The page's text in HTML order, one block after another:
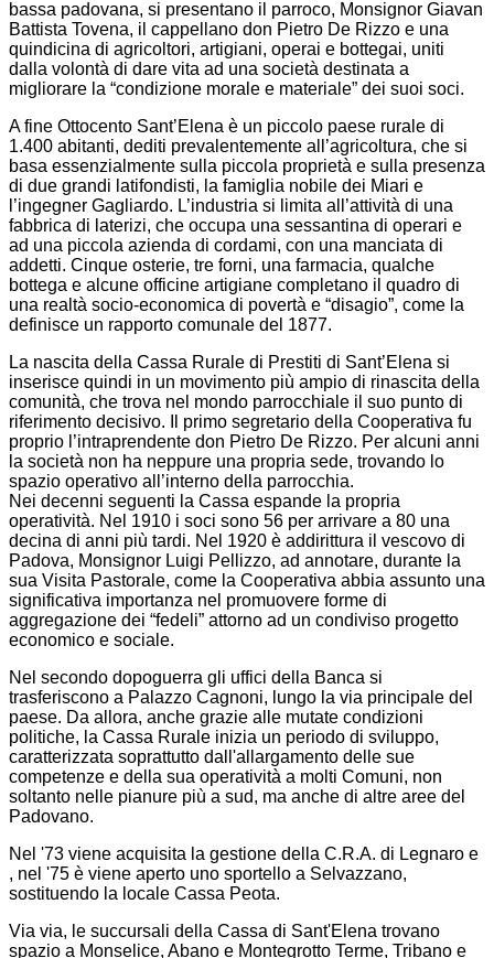
bassa padovana, si presentano il parroco, Monsignor Giavan
Battista Tovena, il cappellano don Pietro De Rizzo e una
quindicina di agricoltori, artigiani, operai e bottegai, uniti
dalla volontà di dare vita ad una società destinata a
migliorare la “condizione morale e materiale” dei suoi soci.
A fine Ottocento Sant’Elena è un piccolo paese rurale di
1.400 abitanti, dediti prevalentemente all’agricoltura, che si
basa essenzialmente sulla piccola proprietà e sulla presenza
di due grandi latifondisti, la famiglia nobile dei Miari e
l’ingegner Gagliardo. L’industria si limita all’attività di una
fabbrica di laterizi, che occupa una sessantina di operari e
ad una piccola azienda di cordami, con una manciata di
addetti. Cinque osterie, tre forni, una farmacia, qualche
bottega e alcune officine artigiane completano il quadro di
una realtà socio-economica di povertà e “disagio”, come la
definisce un rapporto comunale del 1877.
La nascita della Cassa Rurale di Prestiti di Sant’Elena si
inserisce quindi in un movimento più ampio di rinascita della
comunità, che trova nel mondo parrocchiale il suo punto di
riferimento decisivo. Il primo segretario della Cooperativa fu
proprio l’intraprendente don Pietro De Rizzo. Per alcuni anni
la società non ha neppure una propria sede, trovando lo
spazio operativo all’interno della parrocchia.
Nei decenni seguenti la Cassa espande la propria
operatività. Nel 1910 i soci sono 56 per arrivare a 80 una
decina di anni più tardi. Nel 1920 è addirittura il vescovo di
Padova, Monsignor Luigi Pellizzo, ad annotare, durante la
sua Visita Pastorale, come la Cooperativa abbia assunto una
significativa importanza nel promuovere forme di
aggregazione dei “fedeli” attorno ad un condiviso progetto
economico e sociale.
Nel secondo dopoguerra gli uffici della Banca si
trasferiscono a Palazzo Cagnoni, lungo la via principale del
paese. Da allora, anche grazie alle mutate condizioni
politiche, la Cassa Rurale inizia un periodo di sviluppo,
caratterizzata soprattutto dall'allargamento delle sue
competenze e della sua operatività a molti Comuni, non
soltanto nelle pianure più a sud, ma anche di altre aree del
Padovano.
Nel '73 viene acquisita la gestione della C.R.A. di Legnaro e
, nel '75 è viene aperto uno sportello a Selvazzano,
sostituendo la locale Cassa Peota.
Via via, le succursali della Cassa di Sant'Elena trovano
spazio a Monselice, Abano e Montegrotto Terme, Tribano e